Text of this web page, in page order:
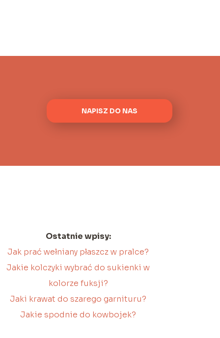
NAPISZ DO NAS
Ostatnie wpisy:
Jak prać wełniany płaszcz w pralce?
Jakie kolczyki wybrać do sukienki w
kolorze fuksji?
Jaki krawat do szarego garnituru?
Jakie spodnie do kowbojek?